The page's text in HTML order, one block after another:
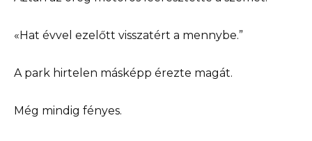
«Hat évvel ezelőtt visszatért a mennybe.”
A park hirtelen másképp érezte magát.
Még mindig fényes.